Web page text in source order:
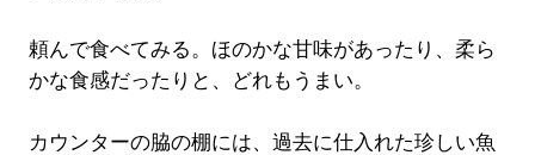
頼んで食べてみる。ほのかな甘味があったり、柔ら
かな食感だったりと、どれもうまい。
カウンターの脇の棚には、過去に仕入れた珍しい魚